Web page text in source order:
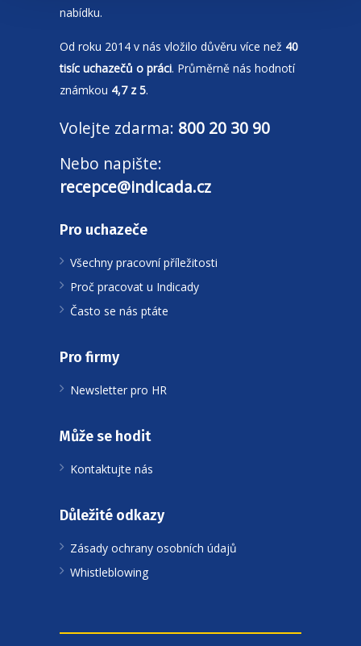
nabídku.
Od roku 2014 v nás vložilo důvěru více než 40
tisíc uchazečů o práci. Průměrně nás hodnotí
známkou 4,7 z 5.
Volejte zdarma: 800 20 30 90
Nebo napište:
recepce@indicada.cz
Pro uchazeče
Všechny pracovní příležitosti
Proč pracovat u Indicady
Často se nás ptáte
Pro firmy
Newsletter pro HR
Může se hodit
Kontaktujte nás
Důležité odkazy
Zásady ochrany osobních údajů
Whistleblowing